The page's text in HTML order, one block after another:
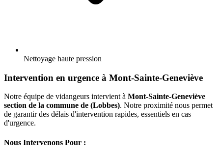
Nettoyage haute pression
Intervention en urgence à Mont-Sainte-Geneviève
Notre équipe de vidangeurs intervient à Mont-Sainte-Geneviève
section de la commune de (Lobbes). Notre proximité nous permet
de garantir des délais d'intervention rapides, essentiels en cas
d'urgence.
Nous Intervenons Pour :